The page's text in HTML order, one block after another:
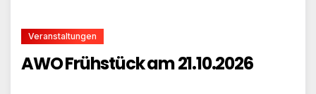
Veranstaltungen
AWO Frühstück am 21.10.2026